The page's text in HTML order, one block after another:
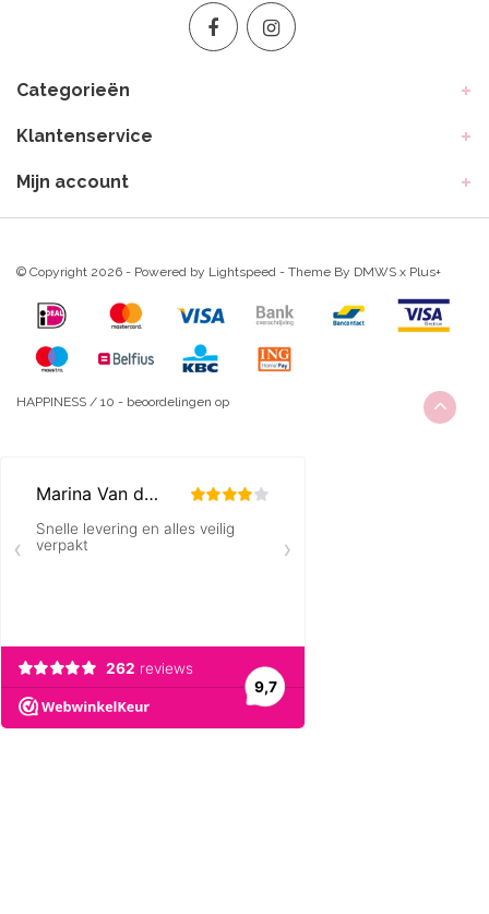
Categorieën
Klantenservice
Mijn account
© Copyright 2026 - Powered by Lightspeed - Theme By DMWS x Plus+
HAPPINESS / 10 - beoordelingen op